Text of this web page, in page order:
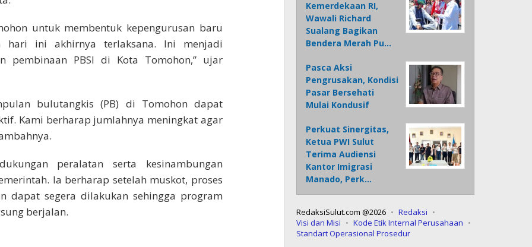
untuk membentuk kepengurusan baru
hari ini akhirnya terlaksana. Ini menjadi
pembinaan PBSI di Kota Tomohon,” ujar
bulutangkis (PB) di Tomohon dapat
Kami berharap jumlahnya meningkat agar
peralatan serta kesinambungan
Ia berharap setelah muskot, proses
dapat segera dilakukan sehingga program
berjalan.
Kemerdekaan RI,
Wawali Richard
Sualang Bagikan
Bendera Merah Pu…
Pasca Aksi
Pengrusakan, Kondisi
Pasar Bersehati
Mulai Kondusif
Perkuat Sinergitas,
Ketua PWI Sulut
Terima Audiensi
Kantor Imigrasi
Manado, Perk…
RedaksiSulut.com @2026
Redaksi
Visi dan Misi
Kode Etik Internal Perusahaan
Standart Operasional Prosedur